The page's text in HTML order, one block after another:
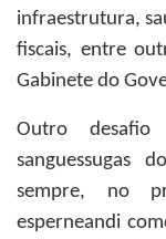
infraestrutura,
fiscais, entre
Gabinete do
Outro
sanguessugas
sempre, no
esperneandi